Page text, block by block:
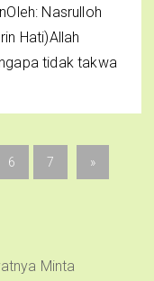
Nasrulloh
Hati)Allah
tidak takwa
6 7 »
Minta